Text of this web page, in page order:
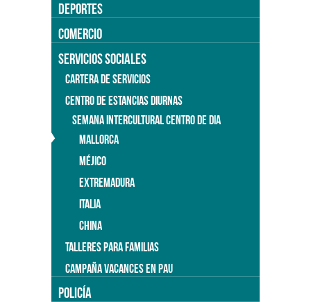
DEPORTES
COMERCIO
SERVICIOS SOCIALES
CARTERA DE SERVICIOS
CENTRO DE ESTANCIAS DIURNAS
SEMANA INTERCULTURAL CENTRO DE DIA
MALLORCA
MÉJICO
EXTREMADURA
ITALIA
CHINA
TALLERES PARA FAMILIAS
CAMPAÑA VACANCES EN PAU
POLICÍA